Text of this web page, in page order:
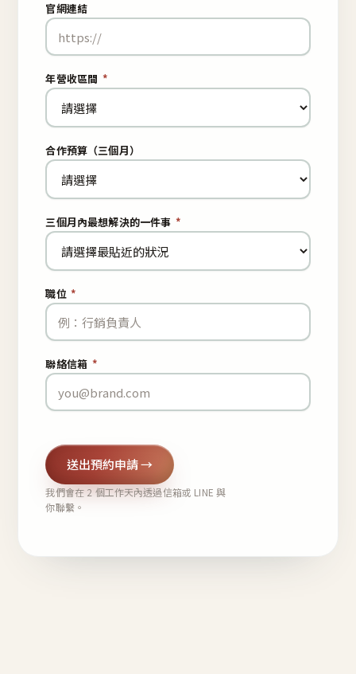
官網連結
年營收區間 *
合作預算（三個月）
三個月內最想解決的一件事 *
職位 *
聯絡信箱 *
送出預約申請 →
我們會在 2 個工作天內透過信箱或 LINE 與
你聯繫。